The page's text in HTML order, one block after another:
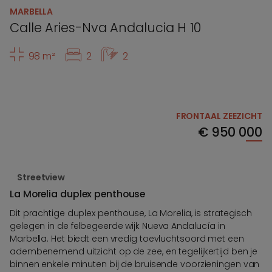
MARBELLA
Calle Aries-Nva Andalucia H 10
98 m² 2 2
FRONTAAL ZEEZICHT
€950 000
Streetview
La Morelia duplex penthouse
Dit prachtige duplex penthouse, La Morelia, is strategisch
gelegen in de felbegeerde wijk Nueva Andalucía in
Marbella. Het biedt een vredig toevluchtsoord met een
adembenemend uitzicht op de zee, en tegelijkertijd ben je
binnen enkele minuten bij de bruisende voorzieningen van